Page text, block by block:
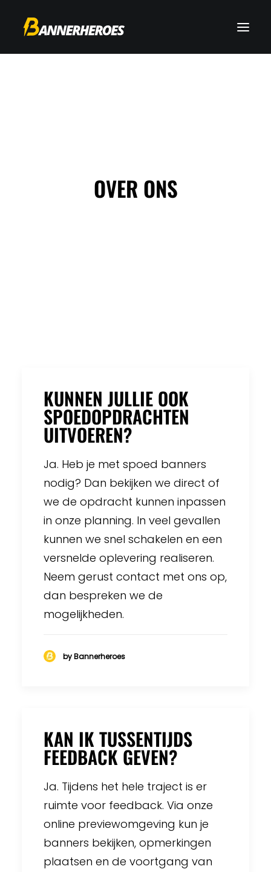
OVER ONS
KUNNEN JULLIE OOK
SPOEDOPDRACHTEN
UITVOEREN?
Ja. Heb je met spoed banners
nodig? Dan bekijken we direct of
we de opdracht kunnen inpassen
in onze planning. In veel gevallen
kunnen we snel schakelen en een
versnelde oplevering realiseren.
Neem gerust contact met ons op,
dan bespreken we de
mogelijkheden.
by Bannerheroes
KAN IK TUSSENTIJDS
FEEDBACK GEVEN?
Ja. Tijdens het hele traject is er
ruimte voor feedback. Via onze
online previewomgeving kun je
banners bekijken, opmerkingen
plaatsen en de voortgang van